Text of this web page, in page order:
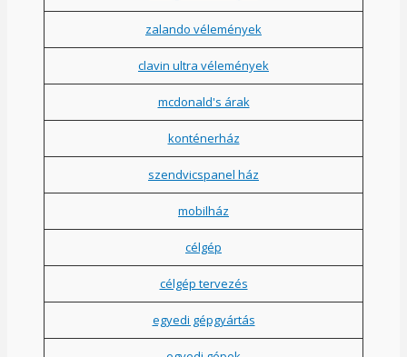
zalando vélemények
clavin ultra vélemények
mcdonald's árak
konténerház
szendvicspanel ház
mobilház
célgép
célgép tervezés
egyedi gépgyártás